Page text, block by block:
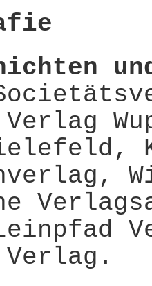
Verlag.